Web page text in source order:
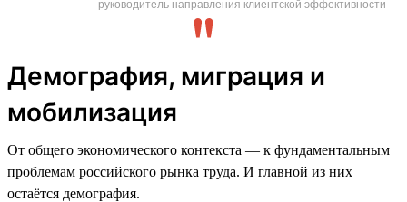
руководитель направления клиентской эффективности
Демография, миграция и
мобилизация
От общего экономического контекста — к фундаментальным
проблемам российского рынка труда. И главной из них
остаётся демография.